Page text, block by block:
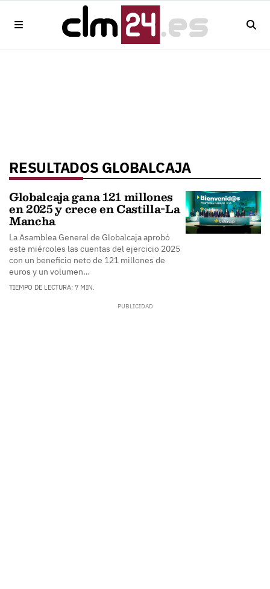
RESULTADOS GLOBALCAJA
Globalcaja gana 121 millones
en 2025 y crece en Castilla-La
Mancha
La Asamblea General de Globalcaja aprobó
este miércoles las cuentas del ejercicio 2025
con un beneficio neto de 121 millones de
euros y un volumen…
TIEMPO DE LECTURA: 7 MIN.